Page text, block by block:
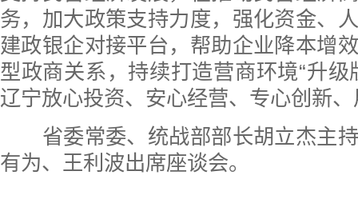
务，加大政策支持力度，强化资金、
建政银企对接平台，帮助企业降本增
型政商关系，持续打造营商环境“升级
辽宁放心投资、安心经营、专心创新
省委常委、统战部部长胡立杰主持
有为、王利波出席座谈会。